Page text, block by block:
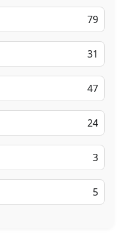
79
31
47
24
3
5